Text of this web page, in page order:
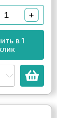
+
в 1